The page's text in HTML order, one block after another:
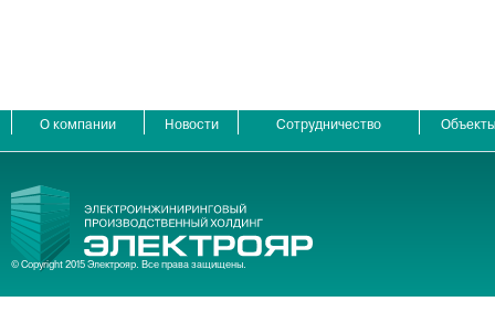
О компании Новости Сотрудничество
© Copyright 2015 Электрояр. Все права защищены.